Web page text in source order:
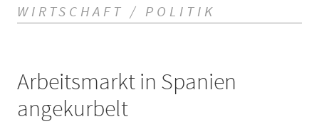
WIRTSCHAFT / POLITIK
Arbeitsmarkt in Spanien
angekurbelt